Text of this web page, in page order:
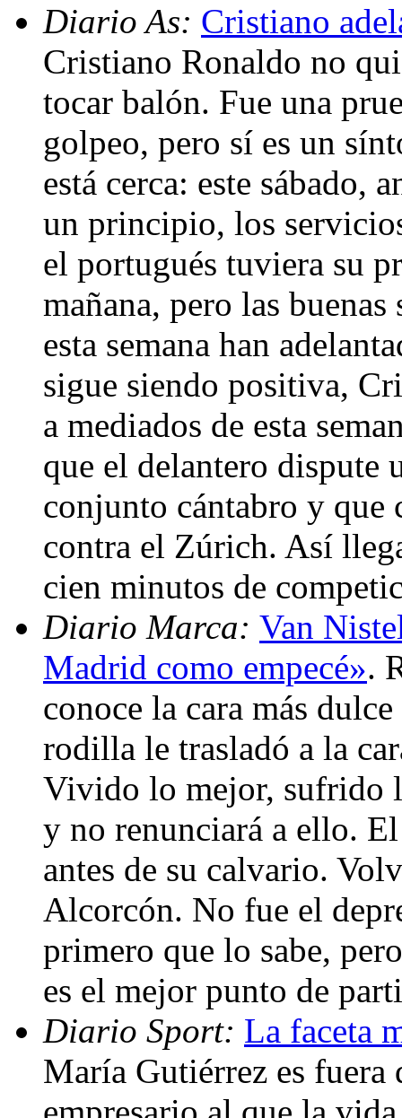
Diario As: Cristiano
Cristiano Ronaldo no
tocar balón. Fue una
golpeo, pero sí es un
está cerca: este sábado,
un principio, los
el portugués tuviera su
mañana, pero las
esta semana han
sigue siendo positiva,
a mediados de esta
que el delantero dispute
conjunto cántabro y que
contra el Zúrich. Así
cien minutos de
Diario Marca: Van
Madrid como empecé».
conoce la cara más
rodilla le trasladó a la
Vivido lo mejor, sufrido
y no renunciará a ello.
antes de su calvario.
Alcorcón. No fue el
primero que lo sabe,
es el mejor punto de
Diario Sport: La faceta
María Gutiérrez es